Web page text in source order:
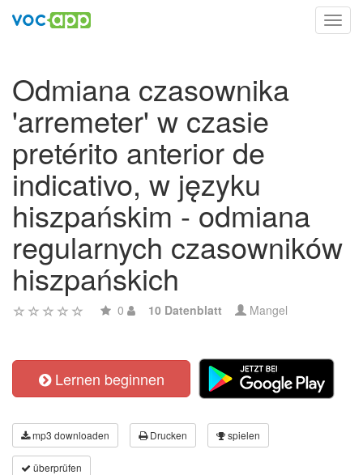
Odmiana czasownika
'arremeter' w czasie
pretérito anterior de
indicativo, w języku
hiszpańskim - odmiana
regularnych czasowników
hiszpańskich
0 10 Datenblatt Mangel
Lernen beginnen
mp3 downloaden Drucken spielen
überprüfen